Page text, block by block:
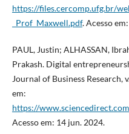
https://files.cercomp.ufg.br/
_Prof_Maxwell.pdf. Acesso
PAUL, Justin; ALHASSAN,
Prakash. Digital
Journal of Business Research,
em:
https://
Acesso em: 14 jun. 2024.